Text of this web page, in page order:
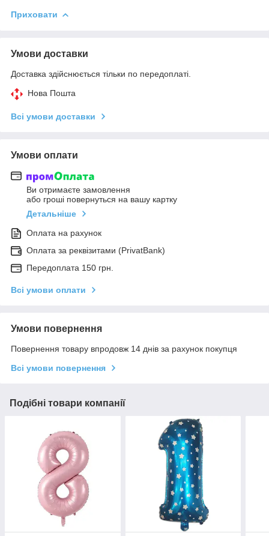
Приховати
Умови доставки
Доставка здійснюється тільки по передоплаті.
Нова Пошта
Всі умови доставки
Умови оплати
Ви отримаєте замовлення
або гроші повернуться на вашу картку
Детальніше
Оплата на рахунок
Оплата за реквізитами (PrivatBank)
Передоплата 150 грн.
Всі умови оплати
Умови повернення
Повернення товару впродовж 14 днів за рахунок покупця
Всі умови повернення
Подібні товари компанії